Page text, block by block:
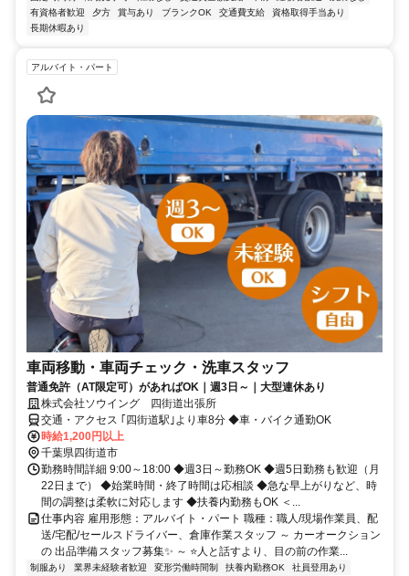
有資格者歓迎
夕方 賞与あり ブランクOK 交通費支給
資格取得手当あり
長期休暇あり
アルバイト・パート
車両移動・車両チェック・洗車スタッフ
普通免許（AT限定可）があればOK｜週3日～｜大型連休あり
株式会社ソウイング 四街道出張所
交通・アクセス ｢四街道駅｣より車8分 ◆車・バイク通勤OK
時給1,200円以上
千葉県四街道市
勤務時間詳細 9:00～18:00 ◆週3日～勤務OK ◆週5日勤務も歓迎（月
22日まで） ◆始業時間・終了時間は応相談 ◆急な早上がりなど、時
間の調整は柔軟に対応します ◆扶養内勤務もOK ＜...
仕事内容 雇用形態：アルバイト・パート 職種：職人/現場作業員、配
送/宅配/セールスドライバー、倉庫作業スタッフ ～ カーオークション
の 出品準備スタッフ募集✨ ～ ⭐人と話すより、目の前の作業...
制服あり 業界未経験者歓迎 変形労働時間制 扶養内勤務OK
社員登用あり